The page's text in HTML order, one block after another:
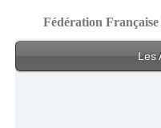
Fédération
Les